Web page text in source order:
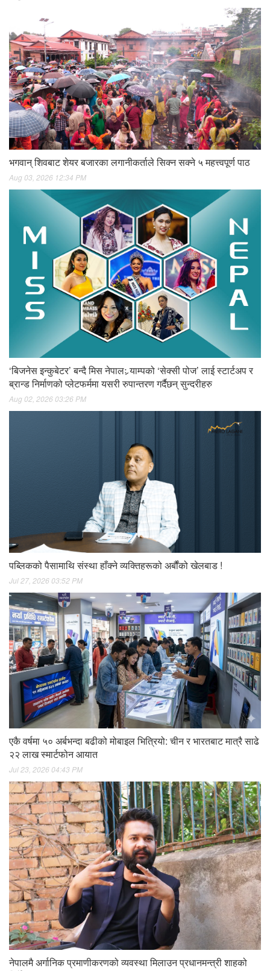
भगवान् शिवबाट शेयर बजारका लगानीकर्ताले सिक्न सक्ने ५ महत्त्वपूर्ण पाठ
Aug 03, 2026 12:34 PM
‘बिजनेस इन्कुबेटर’ बन्दै मिस नेपालः र्‍याम्पको ‘सेक्सी पोज’ लाई स्टार्टअप र
ब्रान्ड निर्माणको प्लेटफर्ममा यसरी रुपान्तरण गर्दैछन् सुन्दरीहरु
Aug 02, 2026 03:26 PM
पब्लिकको पैसामाथि संस्था हाँक्ने व्यक्तिहरूको अर्बौंको खेलबाड !
Jul 27, 2026 03:52 PM
एकै वर्षमा ५० अर्बभन्दा बढीको मोबाइल भित्रियो: चीन र भारतबाट मात्रै साढे
२२ लाख स्मार्टफोन आयात
Jul 23, 2026 04:43 PM
नेपालमै अर्गानिक प्रमाणीकरणको व्यवस्था मिलाउन प्रधानमन्त्री शाहको